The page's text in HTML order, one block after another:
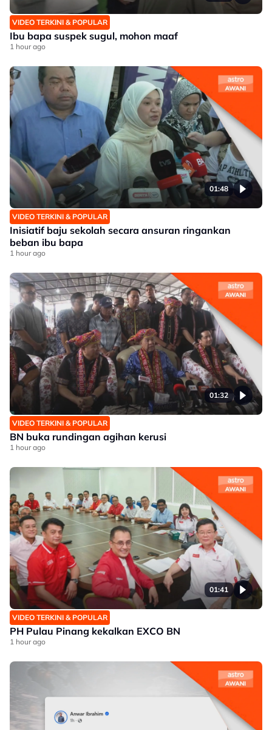
VIDEO TERKINI & POPULAR
Ibu bapa suspek sugul, mohon maaf
1 hour ago
01:48
VIDEO TERKINI & POPULAR
Inisiatif baju sekolah secara ansuran ringankan
beban ibu bapa
1 hour ago
01:32
VIDEO TERKINI & POPULAR
BN buka rundingan agihan kerusi
1 hour ago
01:41
VIDEO TERKINI & POPULAR
PH Pulau Pinang kekalkan EXCO BN
1 hour ago